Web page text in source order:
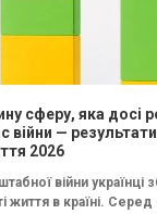
сферу, яка досі
війни —
2026
війни українці
життя в країні.